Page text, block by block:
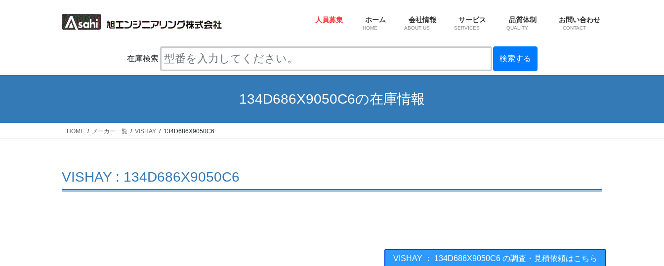
ス
ン
人員募集 ホーム
HOME
会社情報
ABOUT US
サービス
SERVICES
品質体制
QUALITY
お問い合わせ
CONTACT
在庫検索
134D686X9050C6の在庫情報
HOME メーカー一覧 VISHAY 134D686X9050C6
VISHAY : 134D686X9050C6
VISHAY ： 134D686X9050C6 の調査・見積依頼はこちら